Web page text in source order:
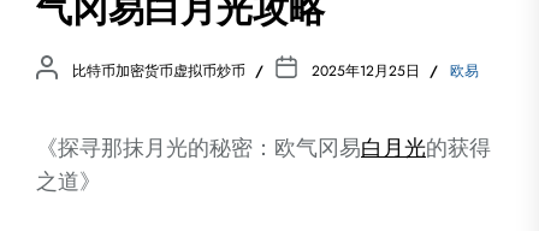
比特币加密货币虚拟币炒币 2025年12月25日 欧易
《探寻那抹月光的秘密：欧气冈易白月光的获得
之道》